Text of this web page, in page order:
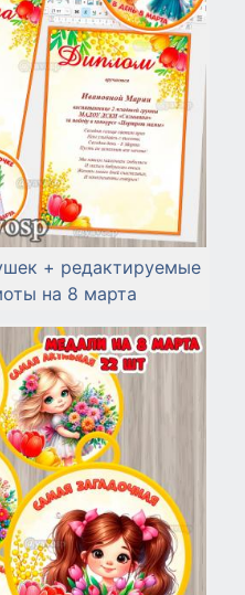
+ редактируемые
на 8 марта